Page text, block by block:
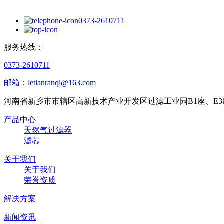
0373-2610711
服务热线：
0373-2610711
邮箱：letianranqi@163.com
河南省新乡市市辖区高新技术产业开发区过滤工业园B1座、E3
产品中心
天然气过滤器
滤芯
关于我们
关于我们
荣誉资质
解决方案
新闻资讯